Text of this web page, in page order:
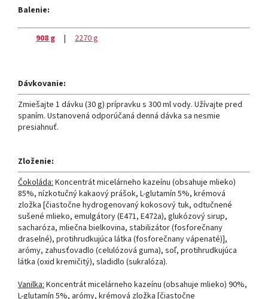
Balenie:
908 g | 2270 g
Dávkovanie:
Zmiešajte 1 dávku (30 g) prípravku s 300 ml vody. Užívajte pred
spaním. Ustanovená odporúčaná denná dávka sa nesmie
presiahnuť.
Zloženie:
Čokoláda: Koncentrát micelárneho kazeínu (obsahuje mlieko)
85%, nízkotučný kakaový prášok, L-glutamín 5%, krémová
zložka [čiastočne hydrogenovaný kokosový tuk, odtučnené
sušené mlieko, emulgátory (E471, E472a), glukózový sirup,
sacharóza, mliečna bielkovina, stabilizátor (fosforečnany
draselné), protihrudkujúca látka (fosforečnany vápenaté)],
arómy, zahusťovadlo (celulózová guma), soľ, protihrudkujúca
látka (oxid kremičitý), sladidlo (sukralóza).
Vanilka: Koncentrát micelárneho kazeínu (obsahuje mlieko) 90%,
L-glutamín 5%, arómy, krémová zložka [čiastočne